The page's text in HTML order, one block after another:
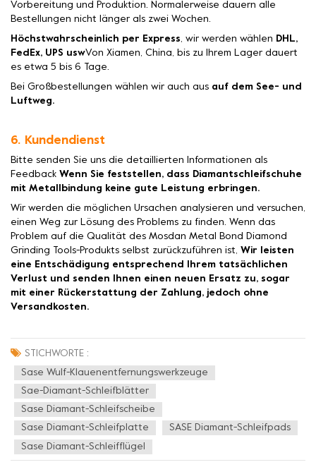
Vorbereitung und Produktion. Normalerweise dauern alle
Bestellungen nicht länger als zwei Wochen.
Höchstwahrscheinlich per Express, wir werden wählen DHL,
FedEx, UPS uswVon Xiamen, China, bis zu Ihrem Lager dauert
es etwa 5 bis 6 Tage.
Bei Großbestellungen wählen wir auch aus auf dem See- und
Luftweg.
6. Kundendienst
Bitte senden Sie uns die detaillierten Informationen als
Feedback Wenn Sie feststellen, dass Diamantschleifschuhe
mit Metallbindung keine gute Leistung erbringen.
Wir werden die möglichen Ursachen analysieren und versuchen,
einen Weg zur Lösung des Problems zu finden. Wenn das
Problem auf die Qualität des Mosdan Metal Bond Diamond
Grinding Tools-Produkts selbst zurückzuführen ist, Wir leisten
eine Entschädigung entsprechend Ihrem tatsächlichen
Verlust und senden Ihnen einen neuen Ersatz zu, sogar
mit einer Rückerstattung der Zahlung, jedoch ohne
Versandkosten.
STICHWORTE :
Sase Wulf-Klauenentfernungswerkzeuge
Sae-Diamant-Schleifblätter
Sase Diamant-Schleifscheibe
Sase Diamant-Schleifplatte
SASE Diamant-Schleifpads
Sase Diamant-Schleifflügel